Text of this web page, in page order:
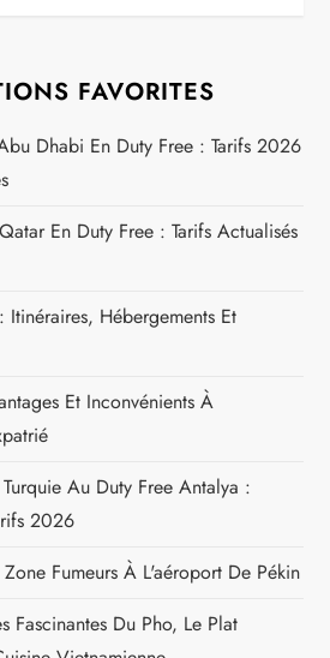
FAVORITES
Dhabi En Duty Free : Tarifs 2026
En Duty Free : Tarifs Actualisés
Itinéraires, Hébergements Et
Et Inconvénients À
Au Duty Free Antalya :
2026
Fumeurs À L'aéroport De Pékin
Fascinantes Du Pho, Le Plat